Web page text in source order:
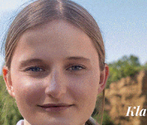
Articolo precedente
Esami di cintura di karate per la
A.s.d. Kiaikido budokan
Ultime Notizie